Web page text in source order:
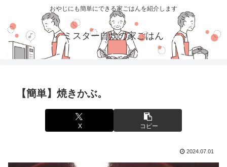
おやじにも簡単にできる家ごはんを紹介します
ミスター自炊の家ごはん
【簡単】焼きかぶ。
X コピー
2024.07.01